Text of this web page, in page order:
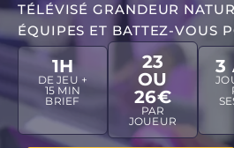
TÉLÉVISÉ GRANDEUR
ÉQUIPES ET BATTEZ-VOUS
1H
DE JEU +
15 MIN
BRIEF
23
OU
26€
PAR
JOUEUR
3